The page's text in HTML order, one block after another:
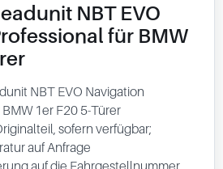
NBT EVO
für BMW
NBT EVO Navigation
1er F20 5-Türer
sofern verfügbar;
auf Anfrage
auf die Fahrgestellnummer